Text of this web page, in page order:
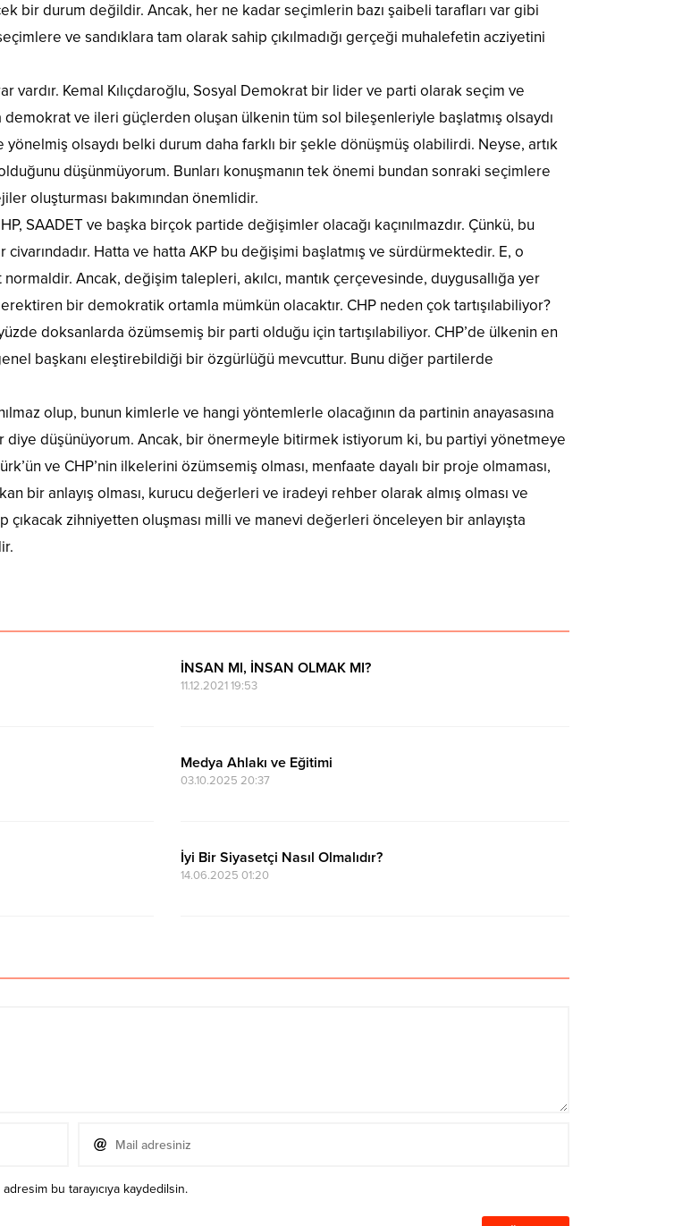
bir durum değildir. Ancak, her ne kadar seçimlerin bazı şaibeli tarafları var gibi
ve sandıklara tam olarak sahip çıkılmadığı gerçeği muhalefetin acziyetini
vardır. Kemal Kılıçdaroğlu, Sosyal Demokrat bir lider ve parti olarak seçim ve
ve ileri güçlerden oluşan ülkenin tüm sol bileşenleriyle başlatmış olsaydı
olsaydı belki durum daha farklı bir şekle dönüşmüş olabilirdi. Neyse, artık
düşünmüyorum. Bunları konuşmanın tek önemi bundan sonraki seçimlere
oluşturması bakımından önemlidir.
SAADET ve başka birçok partide değişimler olacağı kaçınılmazdır. Çünkü, bu
Hatta ve hatta AKP bu değişimi başlatmış ve sürdürmektedir. E, o
normaldir. Ancak, değişim talepleri, akılcı, mantık çerçevesinde, duygusallığa yer
bir demokratik ortamla mümkün olacaktır. CHP neden çok tartışılabiliyor?
doksanlarda özümsemiş bir parti olduğu için tartışılabiliyor. CHP’de ülkenin en
başkanı eleştirebildiği bir özgürlüğü mevcuttur. Bunu diğer partilerde
olup, bunun kimlerle ve hangi yöntemlerle olacağının da partinin anayasasına
düşünüyorum. Ancak, bir önermeyle bitirmek istiyorum ki, bu partiyi yönetmeye
ve CHP’nin ilkelerini özümsemiş olması, menfaate dayalı bir proje olmaması,
bir anlayış olması, kurucu değerleri ve iradeyi rehber olarak almış olması ve
zihniyetten oluşması milli ve manevi değerleri önceleyen bir anlayışta
İNSAN MI, İNSAN OLMAK MI?
11.12.2021 19:53
Medya Ahlakı ve Eğitimi
03.10.2025 20:37
İyi Bir Siyasetçi Nasıl Olmalıdır?
14.06.2025 01:20
bu tarayıcıya kaydedilsin.